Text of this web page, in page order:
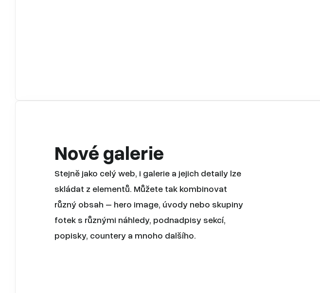
Nové galerie
Stejně jako celý web, i galerie a jejich detaily lze
skládat z elementů. Můžete tak kombinovat
různý obsah – hero image, úvody nebo skupiny
fotek s různými náhledy, podnadpisy sekcí,
popisky, countery a mnoho dalšího.